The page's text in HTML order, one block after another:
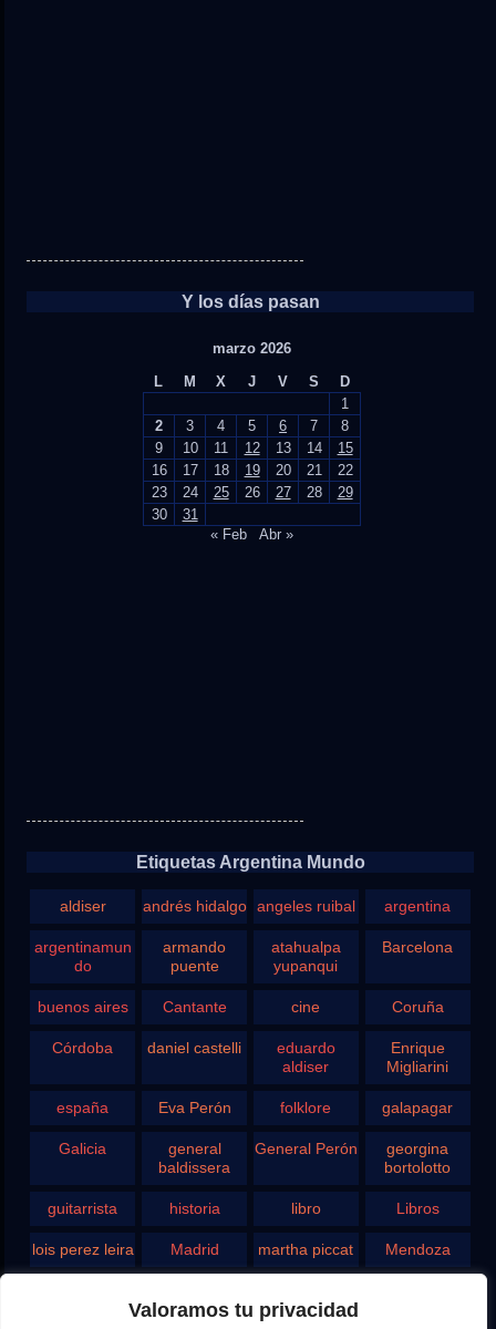
Valoramos tu privacidad
Y los días pasan
marzo 2026
L
M X J V S
D
1
2
3 4 5 6 7
8
9
10 11 12 13 14
15
16
17 18 19 20 21
22
23
24 25 26 27 28
29
30
31
« Feb
Abr »
Etiquetas Argentina Mundo
aldiser andrés hidalgo angeles ruibal argentina
argentinamun
do
armando
puente
atahualpa
yupanqui
Barcelona
buenos aires Cantante cine Coruña
Córdoba daniel castelli
eduardo
aldiser
Enrique
Migliarini
españa Eva Perón folklore galapagar
Galicia
general
baldissera
General Perón
georgina
bortolotto
guitarrista historia libro Libros
lois perez leira Madrid martha piccat Mendoza